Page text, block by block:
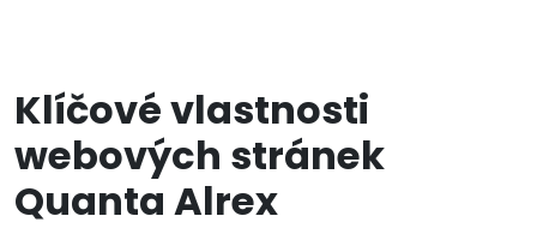
Klíčové vlastnosti
webových stránek
Quanta Alrex